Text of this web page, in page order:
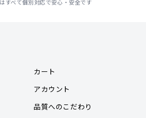
すべて個別対応で安心・安全です
カート
アカウント
品質へのこだわり